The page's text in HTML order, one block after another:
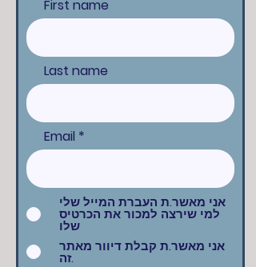
First name
Last name
Email
אני מאשר.ת העברת המייל שלי
למי שירצה למכור את הכרטיס
שלו
אני מאשר.ת קבלת דיוור מאתר
זה.